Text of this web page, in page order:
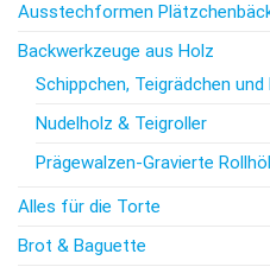
Ausstechformen
Backwerkzeuge aus Holz
Schippchen, Teigrädchen und
Nudelholz & Teigroller
Prägewalzen-Gravierte
Alles für die Torte
Brot & Baguette